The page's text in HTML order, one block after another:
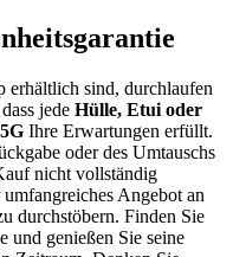
erhältlich sind, durchlaufen
jede Hülle, Etui oder
Ihre Erwartungen erfüllt.
oder des Umtauschs
nicht vollständig
Angebot an
durchstöbern. Finden Sie
und genießen Sie seine